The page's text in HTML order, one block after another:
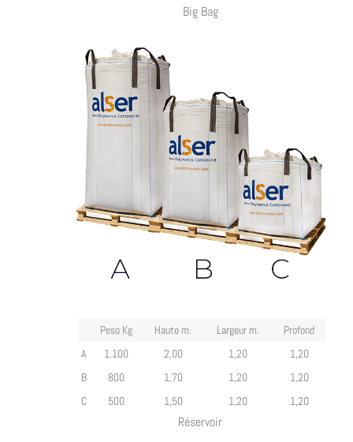
Big Bag
Peso Kg Haute m. Largeur m.
Profond
A
1.100 2,00 1,20
1,20
B
800 1,70 1,20
1,20
C
500 1,50 1,20 1,20
Réservoir